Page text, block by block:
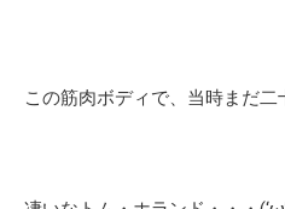
この筋肉ボディで、当時まだ二